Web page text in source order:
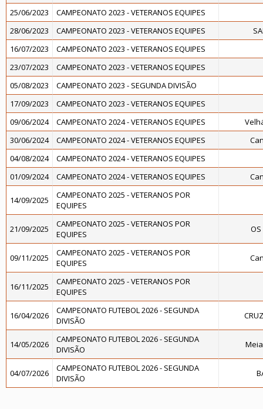
25/06/2023
CAMPEONATO 2023 - VETERANOS EQUIPES
28/06/2023
CAMPEONATO 2023 - VETERANOS EQUIPES
16/07/2023
CAMPEONATO 2023 - VETERANOS EQUIPES
23/07/2023
CAMPEONATO 2023 - VETERANOS EQUIPES
05/08/2023
CAMPEONATO 2023 - SEGUNDA DIVISÃO
17/09/2023
CAMPEONATO 2023 - VETERANOS EQUIPES
09/06/2024
CAMPEONATO 2024 - VETERANOS EQUIPES
30/06/2024
CAMPEONATO 2024 - VETERANOS EQUIPES
04/08/2024
CAMPEONATO 2024 - VETERANOS EQUIPES
01/09/2024
CAMPEONATO 2024 - VETERANOS EQUIPES
14/09/2025
CAMPEONATO 2025 - VETERANOS POR
EQUIPES
21/09/2025
CAMPEONATO 2025 - VETERANOS POR
EQUIPES
OS
09/11/2025
CAMPEONATO 2025 - VETERANOS POR
EQUIPES
16/11/2025
CAMPEONATO 2025 - VETERANOS POR
EQUIPES
16/04/2026
CAMPEONATO FUTEBOL 2026 - SEGUNDA
DIVISÃO
14/05/2026
CAMPEONATO FUTEBOL 2026 - SEGUNDA
DIVISÃO
04/07/2026
CAMPEONATO FUTEBOL 2026 - SEGUNDA
DIVISÃO